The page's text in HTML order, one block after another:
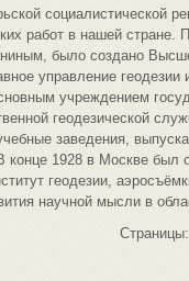
социалистической
работ в нашей
было создано
управление
учреждением
геодезической
заведения,
конце 1928 в Москве был
геодезии,
научной мысли в
Страницы: